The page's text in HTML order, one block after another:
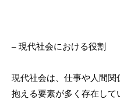
– 現代社会における役割
現代社会は、仕事や人間関
抱える要素が多く存在して